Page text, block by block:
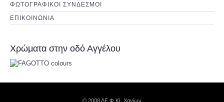
ΦΩΤΟΓΡΑΦΙΚΟΙ ΣΥΝΔΕΣΜΟΙ
ΕΠΙΚΟΙΝΩΝΙΑ
Χρώματα στην οδό Αγγέλου
© 2008 ΛΕ.Φ.ΚΙ. Χανίων